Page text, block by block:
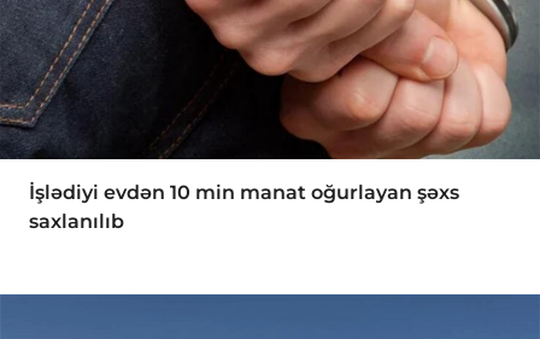
İşlədiyi evdən 10 min manat oğurlayan şəxs
saxlanılıb